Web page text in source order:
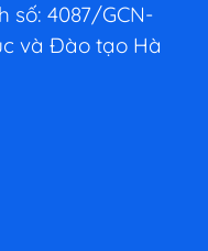
số: 4087/GCN-
và Đào tạo Hà